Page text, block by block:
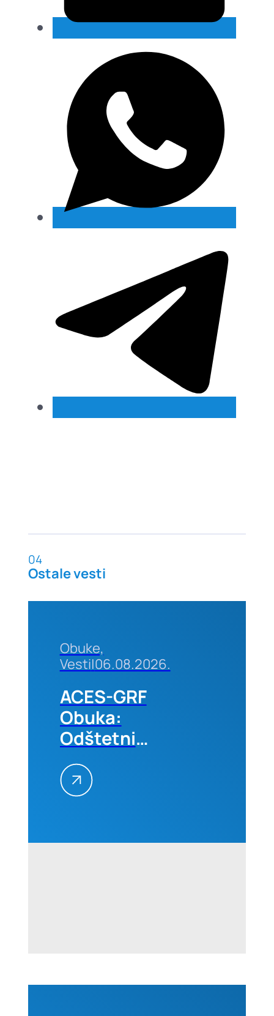
04
Ostale vesti
Obuke,
Vesti|06.08.2026.
ACES-GRF
Obuka:
Odštetni
zahtevi na
građevinskim
projektima
Kvantifikacija